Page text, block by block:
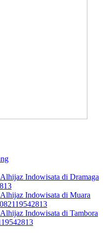
Indowisata di Dramaga
Indowisata di Muara
Indowisata di Tambora